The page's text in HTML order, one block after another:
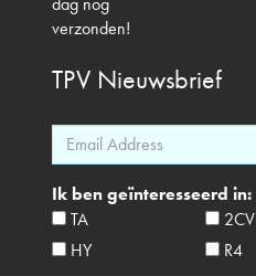
verzonden!
TPV Nieuwsbrief
Ik ben geïnteresseerd in:
TA
2CV
HY
R4